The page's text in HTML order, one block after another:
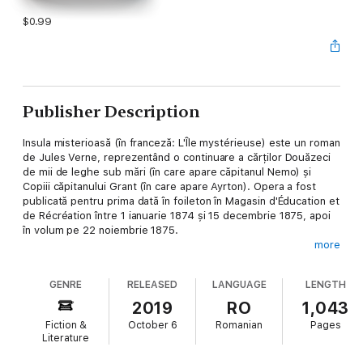
$0.99
Publisher Description
Insula misterioasă (în franceză: L'Île mystérieuse) este un roman
de Jules Verne, reprezentând o continuare a cărților Douăzeci
de mii de leghe sub mări (în care apare căpitanul Nemo) și
Copiii căpitanului Grant (în care apare Ayrton). Opera a fost
publicată pentru prima dată în foileton în Magasin d'Éducation et
de Récréation între 1 ianuarie 1874 și 15 decembrie 1875, apoi
în volum pe 22 noiembrie 1875.
vândut în peste 44.000 de exemplare.
more
GENRE
Fiction &
Literature
RELEASED
2019
October 6
LANGUAGE
RO
Romanian
LENGTH
1,043
Pages